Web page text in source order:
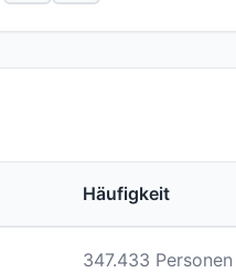
Häufigkeit
347.433 Personen